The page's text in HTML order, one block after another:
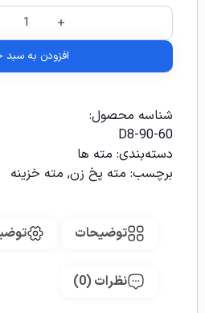
افزودن به سبد
شناسه محصول:
D8-90-60
دسته‌بندی: مته ها
برچسب: مته پخ زن, مته خزینه
توضیحات
نظرات (0)